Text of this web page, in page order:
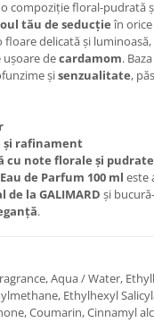
compoziție floral-pudrată
tău de seducțieîn
floare delicată și
ușoare decardamom.
șisenzualitate,
și rafinament
cu note florale și pudrate
Eau de Parfum 100 ml este
de la GALIMARD și
.
Aqua / Water,
Ethylhexyl
Coumarin, Cinnamyl